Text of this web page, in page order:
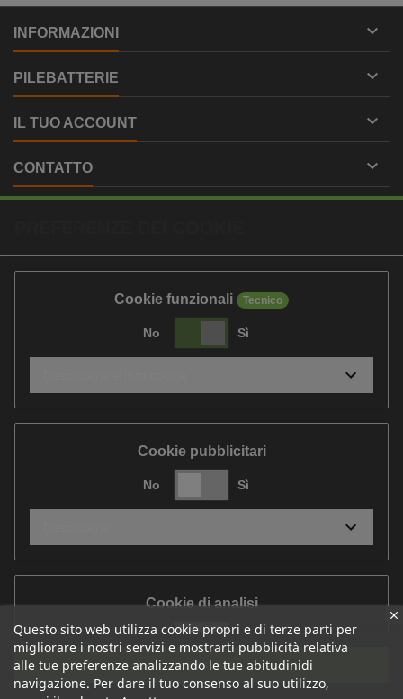
INFORMAZIONI 
PILEBATTERIE 
IL TUO ACCOUNT 
CONTATTO 
Questo sito web utilizza cookie propri e di terze parti per
migliorare i nostri servizi e mostrarti pubblicità relativa
alle tue preferenze analizzando le tue abitudinidi
navigazione. Per dare il tuo consenso al suo utilizzo,
Cookie funzionali Tecnico
No Sì
Cookie pubblicitari
No Sì
Cookie di analisi
No Sì
Descrizione
Accetta tutti